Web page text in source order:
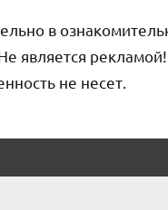
в
является
не несет.